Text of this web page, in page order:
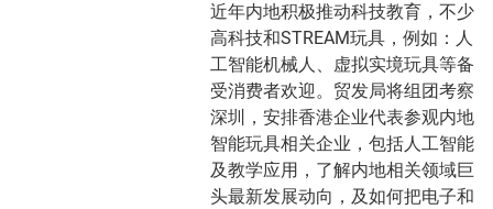
近年内地积极推动科技教育，不少
高科技和STREAM玩具，例如：人
工智能机械人、虚拟实境玩具等备
受消费者欢迎。贸发局将组团考察
深圳，安排香港企业代表参观内地
智能玩具相关企业，包括人工智能
及教学应用，了解内地相关领域巨
头最新发展动向，及如何把电子和